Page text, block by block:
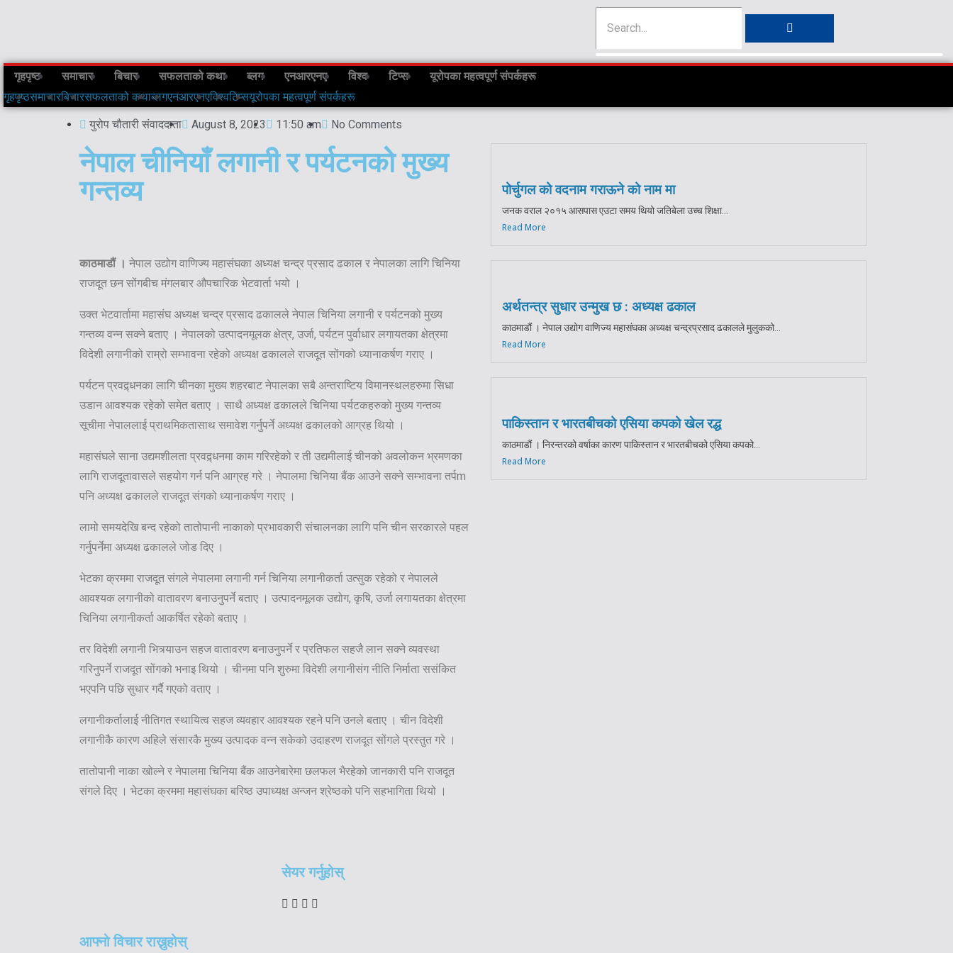
गृहपृष्ठ समाचार बिचार सफलताको कथा ब्लग एनआरएनए विश्व टिप्स
यूरोपका महत्वपूर्ण संपर्कहरू
गृहपृष्ठसमाचारबिचारसफलताको कथाब्लगएनआरएनएविश्वटिप्सयूरोपका महत्वपूर्ण संपर्कहरू
युरोप चौतारी संवाददाता August 8, 2023 11:50 am No Comments
नेपाल चीनियाँ लगानी र पर्यटनको मुख्य
गन्तव्य
काठमाडौं । नेपाल उद्योग वाणिज्य महासंघका अध्यक्ष चन्द्र प्रसाद ढकाल र नेपालका लागि चिनिया
राजदूत छन सोंगबीच मंगलबार औपचारिक भेटवार्ता भयो ।
उक्त भेटवार्तामा महासंघ अध्यक्ष चन्द्र प्रसाद ढकालले नेपाल चिनिया लगानी र पर्यटनको मुख्य
गन्तव्य वन्न सक्ने बताए । नेपालको उत्पादनमूलक क्षेत्र, उर्जा, पर्यटन पुर्वाधार लगायतका क्षेत्रमा
विदेशी लगानीको राम्रो सम्भावना रहेको अध्यक्ष ढकालले राजदूत सोंगको ध्यानाकर्षण गराए ।
पर्यटन प्रवद्र्धनका लागि चीनका मुख्य शहरबाट नेपालका सबै अन्तराष्टिय विमानस्थलहरुमा सिधा
उडान आवश्यक रहेको समेत बताए । साथै अध्यक्ष ढकालले चिनिया पर्यटकहरुको मुख्य गन्तव्य
सूचीमा नेपाललाई प्राथमिकतासाथ समावेश गर्नुपर्ने अध्यक्ष ढकालको आग्रह थियो ।
महासंघले साना उद्यमशीलता प्रवद्र्धनमा काम गरिरहेको र ती उद्यमीलाई चीनको अवलोकन भ्रमणका
लागि राजदूतावासले सहयोग गर्न पनि आग्रह गरे । नेपालमा चिनिया बैंक आउने सक्ने सम्भावना तर्पm
पनि अध्यक्ष ढकालले राजदूत संगको ध्यानाकर्षण गराए ।
लामो समयदेखि बन्द रहेको तातोपानी नाकाको प्रभावकारी संचालनका लागि पनि चीन सरकारले पहल
गर्नुपर्नेमा अध्यक्ष ढकालले जोड दिए ।
भेटका क्रममा राजदूत संगले नेपालमा लगानी गर्न चिनिया लगानीकर्ता उत्सुक रहेको र नेपालले
आवश्यक लगानीको वातावरण बनाउनुपर्ने बताए । उत्पादनमूलक उद्योग, कृषि, उर्जा लगायतका क्षेत्रमा
चिनिया लगानीकर्ता आकर्षित रहेको बताए ।
तर विदेशी लगानी भित्र्याउन सहज वातावरण बनाउनुपर्ने र प्रतिफल सहजै लान सक्ने व्यवस्था
गरिनुपर्ने राजदूत सोंगको भनाइ थियो । चीनमा पनि शुरुमा विदेशी लगानीसंग नीति निर्माता ससंकित
भएपनि पछि सुधार गर्दै गएको वताए ।
लगानीकर्तालाई नीतिगत स्थायित्व सहज व्यवहार आवश्यक रहने पनि उनले बताए । चीन विदेशी
लगानीकै कारण अहिले संसारकै मुख्य उत्पादक वन्न सकेको उदाहरण राजदूत सोंगले प्रस्तुत गरे ।
तातोपानी नाका खोल्ने र नेपालमा चिनिया बैंक आउनेबारेमा छलफल भैरहेको जानकारी पनि राजदूत
संगले दिए । भेटका क्रममा महासंघका बरिष्ठ उपाध्यक्ष अन्जन श्रेष्ठको पनि सहभागिता थियो ।
सेयर गर्नुहोस्
पोर्चुगल को वदनाम गराऊने को नाम मा
जनक वराल २०१५ आसपास एउटा समय थियो जतिबेला उच्च शिक्षा...
Read More
अर्थतन्त्र सुधार उन्मुख छ : अध्यक्ष ढकाल
काठमाडौं । नेपाल उद्योग वाणिज्य महासंघका अध्यक्ष चन्द्रप्रसाद ढकालले मुलुकको...
Read More
पाकिस्तान र भारतबीचको एसिया कपको खेल रद्ध
काठमाडौं । निरन्तरको वर्षाका कारण पाकिस्तान र भारतबीचको एसिया कपको...
Read More
आफ्नो विचार राख्नुहोस्